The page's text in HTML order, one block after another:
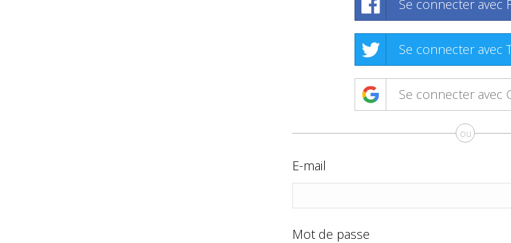
Se connecter avec
Se connecter avec
Se connecter avec
ou
E-mail
Mot de passe